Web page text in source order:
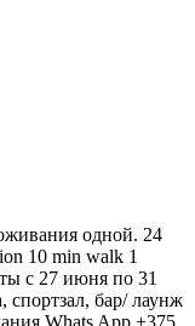
одной. 24
10 min walk 1
с 27 июня по 31
спортзал, бар/ лаунж